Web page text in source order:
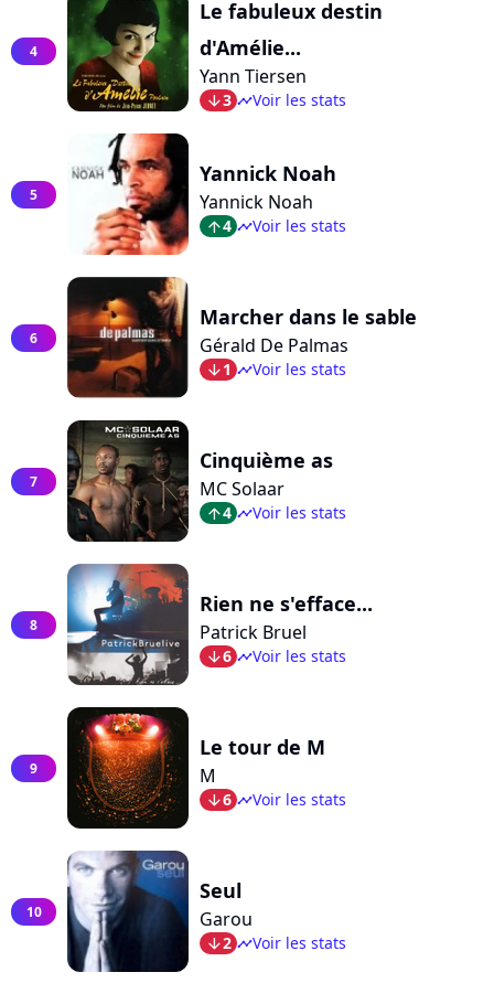
4
Le fabuleux destin
d'Amélie...
Yann Tiersen
arrow_bot3 timelineVoir les stats
5
Yannick Noah
Yannick Noah
arrow_top4 timelineVoir les stats
6
Marcher dans le sable
Gérald De Palmas
arrow_bot1 timelineVoir les stats
7
Cinquième as
MC Solaar
arrow_top4 timelineVoir les stats
8
Rien ne s'efface...
Patrick Bruel
arrow_bot6 timelineVoir les stats
9
Le tour de M
M
arrow_bot6 timelineVoir les stats
10
Seul
Garou
arrow_bot2 timelineVoir les stats